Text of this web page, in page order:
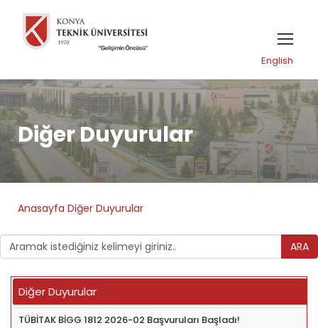
English
Diğer Duyurular
Anasayfa Diğer Duyurular
ARA
Diğer Duyurular
TÜBİTAK BİGG 1812 2026-02 Başvuruları Başladı!